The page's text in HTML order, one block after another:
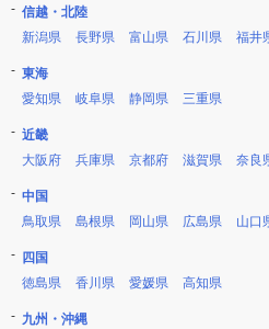
信越・北陸
新潟県
長野県 富山県 石川県 福井
東海
愛知県
岐阜県 静岡県 三重県
近畿
大阪府
兵庫県 京都府 滋賀県 奈良
中国
鳥取県
島根県 岡山県 広島県 山口
四国
徳島県
香川県 愛媛県 高知県
九州・沖縄